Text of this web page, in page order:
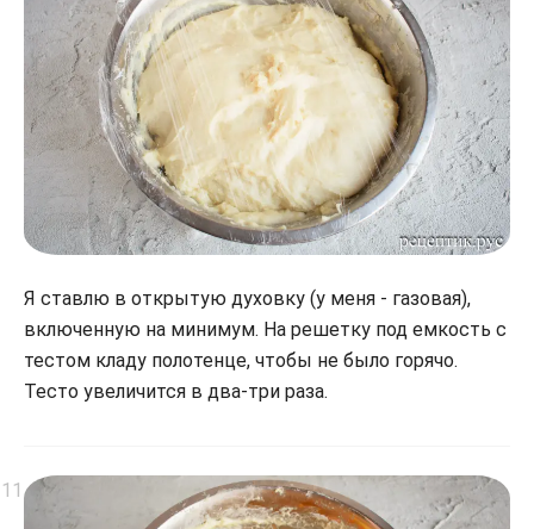
Я ставлю в открытую духовку (у меня - газовая),
включенную на минимум. На решетку под емкость с
тестом кладу полотенце, чтобы не было горячо.
Тесто увеличится в два-три раза.